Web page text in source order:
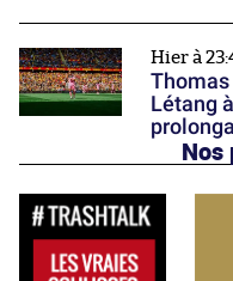
Hier à
Létang
Nos